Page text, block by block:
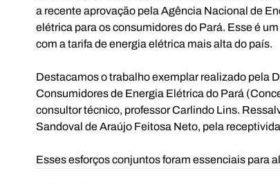
a recente aprovação pela Agência Nacional de
elétrica para os consumidores do Pará. Esse é
com a tarifa de energia elétrica mais alta do país.
Destacamos o trabalho exemplar realizado pela
Consumidores de Energia Elétrica do Pará
consultor técnico, professor Carlindo Lins.
Sandoval de Araújo Feitosa Neto, pela
Esses esforços conjuntos foram essenciais para